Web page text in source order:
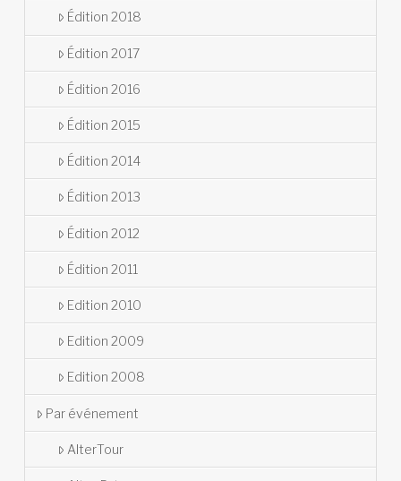
Édition 2018
Édition 2017
Édition 2016
Édition 2015
Édition 2014
Édition 2013
Édition 2012
Édition 2011
Edition 2010
Edition 2009
Edition 2008
Par événement
AlterTour